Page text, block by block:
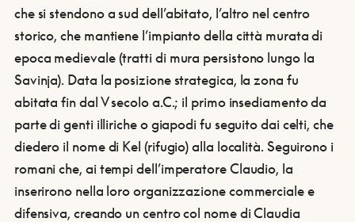
che si stendono a sud dell’abitato, l’altro nel centro
storico, che mantiene l’impianto della città murata di
epoca medievale (tratti di mura persistono lungo la
Savinja). Data la posizione strategica, la zona fu
abitata fin dal V secolo a.C.; il primo insediamento da
parte di genti illiriche o giapodi fu seguito dai celti, che
diedero il nome di Kel (rifugio) alla località. Seguirono i
romani che, ai tempi dell’imperatore Claudio, la
inserirono nella loro organizzazione commerciale e
difensiva, creando un centro col nome di Claudia